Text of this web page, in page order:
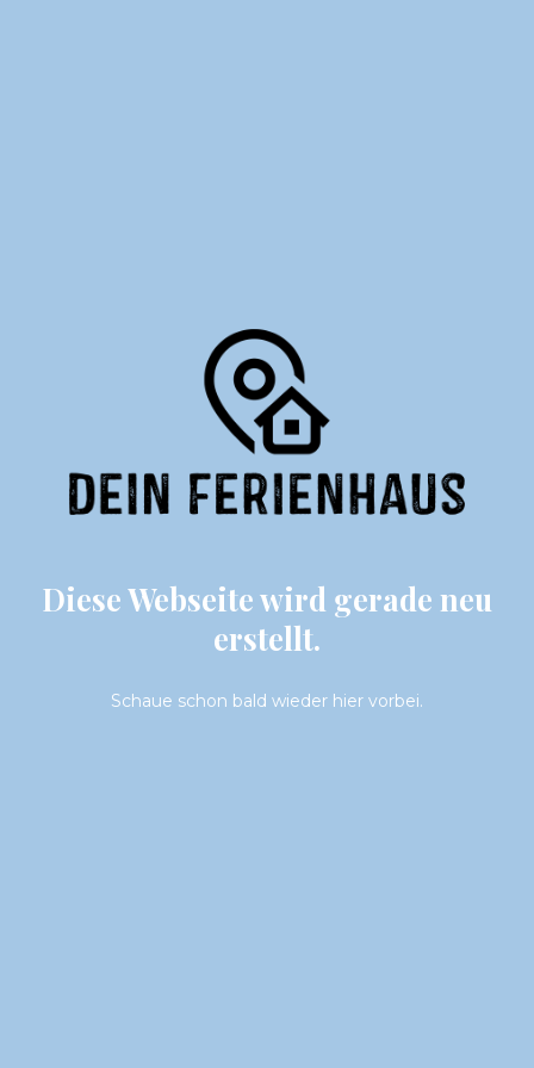
Diese Webseite wird gerade neu
erstellt.
Schaue schon bald wieder hier vorbei.